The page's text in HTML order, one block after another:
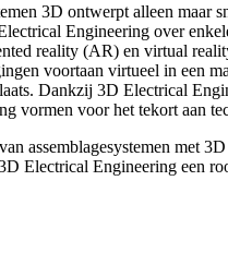
3D ontwerpt alleen maar
Engineering over
reality (AR) en virtual
voortaan virtueel in een
Dankzij 3D Electrical
vormen voor het tekort aan
assemblagesystemen met
Electrical Engineering een